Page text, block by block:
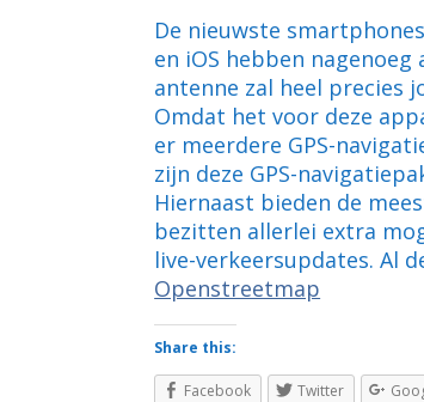
De nieuwste
en iOS hebben nagenoeg
antenne zal heel precies
Omdat het voor deze
er meerdere GPS-
zijn deze GPS-
Hiernaast bieden de
bezitten allerlei extra
live-verkeersupdates. Al
Openstreetmap
Share this:
Facebook Twitter